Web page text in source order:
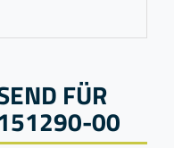
FÜR
00